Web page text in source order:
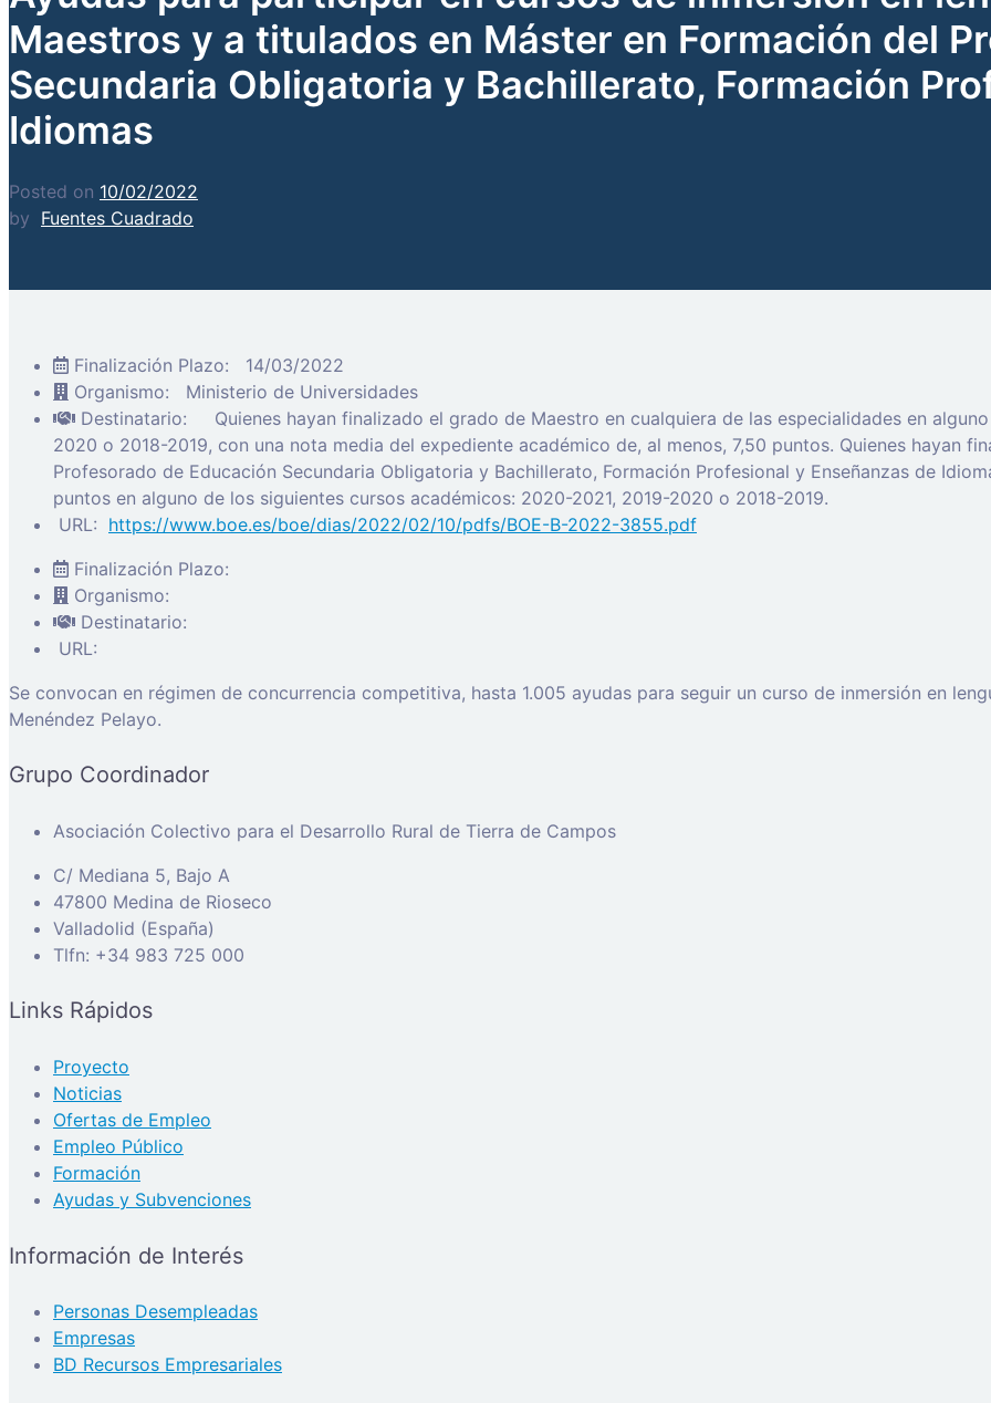
Maestros y a titulados en Máster en Formación del
Secundaria Obligatoria y Bachillerato, Formación
Idiomas
Posted on 10/02/2022
by Fuentes Cuadrado
Finalización Plazo:
14/03/2022
Organismo:
Ministerio de Universidades
Destinatario:
Quienes hayan finalizado el grado de Maestro en cualquiera de las especialidades en
2020 o 2018-2019, con una nota media del expediente académico de, al menos, 7,50 puntos. Quienes hayan
Profesorado de Educación Secundaria Obligatoria y Bachillerato, Formación Profesional y Enseñanzas de
puntos en alguno de los siguientes cursos académicos: 2020-2021, 2019-2020 o 2018-2019.
URL: https://www.boe.es/boe/dias/2022/02/10/pdfs/BOE-B-2022-3855.pdf
Finalización Plazo:
Organismo:
Destinatario:
URL:
Se convocan en régimen de concurrencia competitiva, hasta 1.005 ayudas para seguir un curso de inmersión en
Menéndez Pelayo.
Grupo Coordinador
Asociación Colectivo para el Desarrollo Rural de Tierra de Campos
C/ Mediana 5, Bajo A
47800 Medina de Rioseco
Valladolid (España)
Tlfn: +34 983 725 000
Links Rápidos
Proyecto
Noticias
Ofertas de Empleo
Empleo Público
Formación
Ayudas y Subvenciones
Información de Interés
Personas Desempleadas
Empresas
BD Recursos Empresariales